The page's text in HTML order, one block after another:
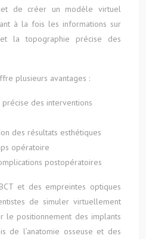
de créer un modèle virtuel
à la fois les informations sur
la topographie précise des
plusieurs avantages :
des interventions
des résultats esthétiques
opératoire
postopératoires
et des empreintes optiques
de simuler virtuellement
le positionnement des implants
de l’anatomie osseuse et des